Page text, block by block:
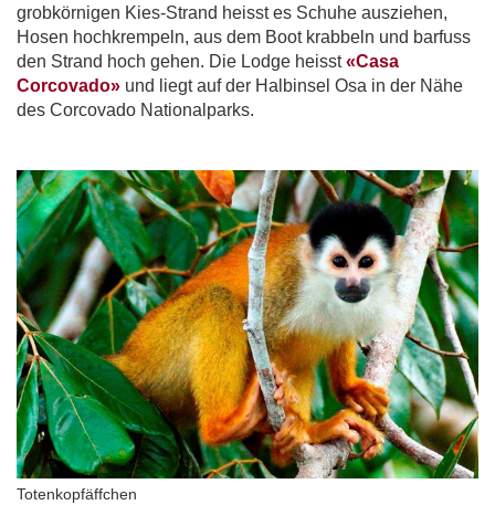
grobkörnigen Kies-Strand heisst es Schuhe ausziehen,
Hosen hochkrempeln, aus dem Boot krabbeln und barfuss
den Strand hoch gehen. Die Lodge heisst«Casa
Corcovado» und liegt auf der Halbinsel Osa in der Nähe
des Corcovado Nationalparks.
Totenkopfäffchen